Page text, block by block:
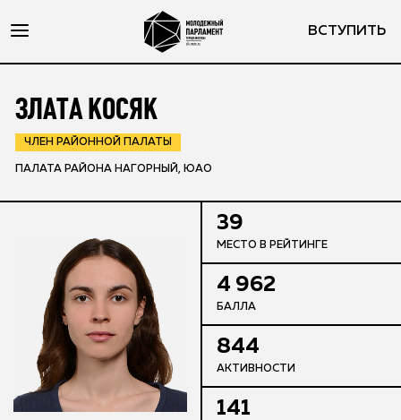
ВСТУПИТЬ
ЗЛАТА КОСЯК
ЧЛЕН РАЙОННОЙ ПАЛАТЫ
ПАЛАТА РАЙОНА НАГОРНЫЙ, ЮАО
39
МЕСТО В РЕЙТИНГЕ
4 962
БАЛЛА
844
АКТИВНОСТИ
141